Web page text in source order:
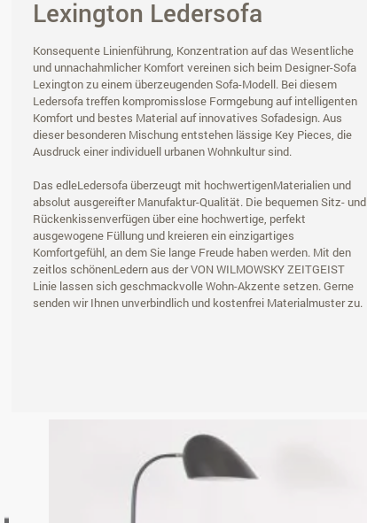
Lexington Ledersofa
Konsequente Linienführung, Konzentration auf das Wesentliche
und unnachahmlicher Komfort vereinen sich beim Designer-Sofa
Lexington zu einem überzeugenden Sofa-Modell. Bei diesem
Ledersofa treffen kompromisslose Formgebung auf intelligenten
Komfort und bestes Material auf innovatives Sofadesign. Aus
dieser besonderen Mischung entstehen lässige Key Pieces, die
Ausdruck einer individuell urbanen Wohnkultur sind.
Das edleLedersofa überzeugt mit hochwertigenMaterialien und
absolut ausgereifter Manufaktur-Qualität. Die bequemen Sitz- und
Rückenkissenverfügen über eine hochwertige, perfekt
ausgewogene Füllung und kreieren ein einzigartiges
Komfortgefühl, an dem Sie lange Freude haben werden. Mit den
zeitlos schönenLedern aus der VON WILMOWSKY ZEITGEIST
Linie lassen sich geschmackvolle Wohn-Akzente setzen. Gerne
senden wir Ihnen unverbindlich und kostenfrei Materialmuster zu.